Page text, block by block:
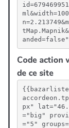
Code action
de ce site
{{bazarliste
px"
="big"
="5"